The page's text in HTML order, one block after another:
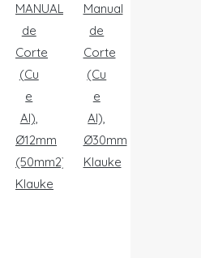
MANUAL
de
Corte
(Cu
e
Al),
Ø12mm
(50mm2)
Klauke
Manual
de
Corte
(Cu
e
Al),
Ø30mm
Klauke